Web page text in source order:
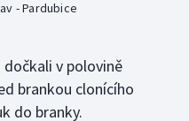
- Pardubice
v polovině
brankou clonícího
do branky.